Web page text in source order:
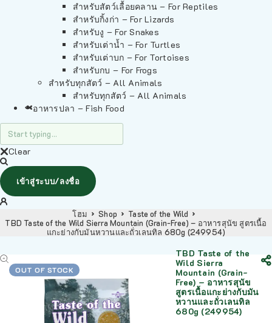
สำหรับสัตว์เลื้อยคลาน – For Reptiles
สำหรับกิ้งก่า – For Lizards
สำหรับงู – For Snakes
สำหรับเต่าน้ำ – For Turtles
สำหรับเต่าบก – For Tortoises
สำหรับกบ – For Frogs
สำหรับทุกสัตว์ – All Animals
สำหรับทุกสัตว์ – All Animals
อาหารปลา – Fish Food
Clear
เข้าสู่ระบบ/ลงชื่อ
โฮม Shop
Taste of the Wild
TBD Taste of the Wild Sierra Mountain (Grain-Free) – อาหารสุนัข สูตรเนื้อ
แกะย่างกับมันหวานและถั่วเลนทิล 680g (249954)
OUT OF STOCK
TBD Taste of the
Wild Sierra
Mountain (Grain-
Free) – อาหารสุนัข
สูตรเนื้อแกะย่างกับมัน
หวานและถั่วเลนทิล
680g (249954)